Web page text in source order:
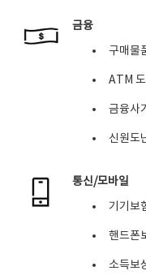
금융
구매물
ATM
금융사
신원도
통신/모바일
기기보
핸드폰
소득보